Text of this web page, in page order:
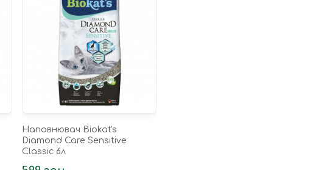
Наповнювач Biokat's
Diamond Care Sensitive
Classic 6л